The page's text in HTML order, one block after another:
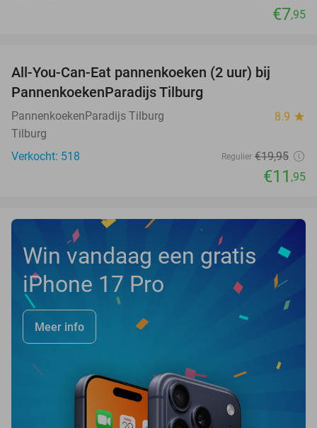
€7,95
All-You-Can-Eat pannenkoeken (2 uur) bij
PannenkoekenParadijs Tilburg
PannenkoekenParadijs Tilburg 8.9 star
Tilburg
Verkocht: 518
Regulier €19,95
€11 ,95
Win vandaag een gratis
iPhone 17 Pro
Meer info